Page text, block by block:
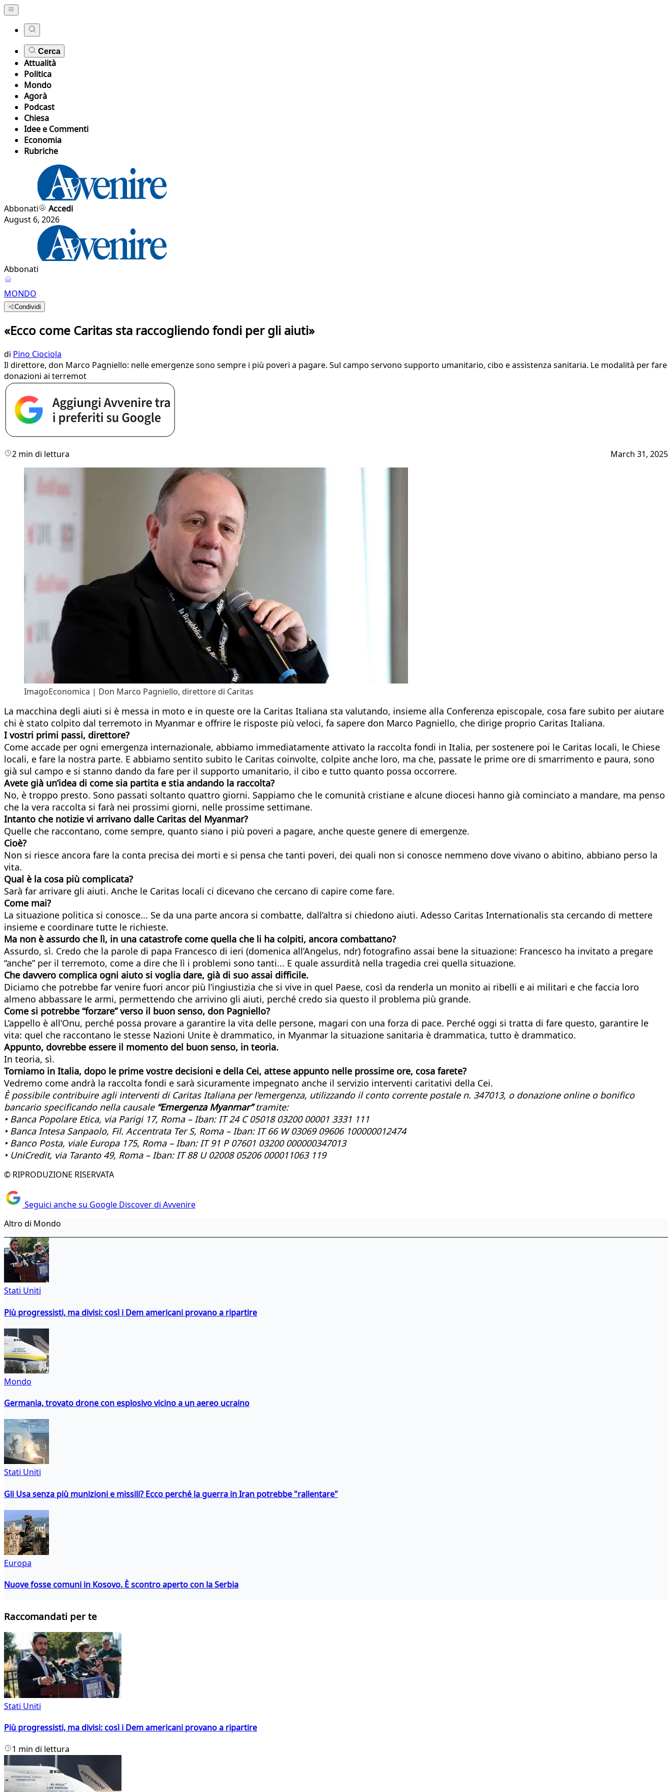
Cerca
Attualità
Politica
Mondo
Agorà
Podcast
Chiesa
Idee e Commenti
Economia
Rubriche
Abbonati
Accedi
August 6, 2026
Abbonati
MONDO
Condividi
«Ecco come Caritas sta raccogliendo fondi per gli aiuti»
di Pino Ciociola
Il direttore, don Marco Pagniello: nelle emergenze sono sempre i più poveri a pagare. Sul campo servono supporto umanitario, cibo e assistenza sanitaria. Le modalità per fare
donazioni ai terremot
2 min di lettura March 31, 2025
ImagoEconomica | Don Marco Pagniello, direttore di Caritas
La macchina degli aiuti si è messa in moto e in queste ore la Caritas Italiana sta valutando, insieme alla Conferenza episcopale, cosa fare subito per aiutare
chi è stato colpito dal terremoto in Myanmar e offrire le risposte più veloci, fa sapere don Marco Pagniello, che dirige proprio Caritas Italiana.
I vostri primi passi, direttore?
Come accade per ogni emergenza internazionale, abbiamo immediatamente attivato la raccolta fondi in Italia, per sostenere poi le Caritas locali, le Chiese
locali, e fare la nostra parte. E abbiamo sentito subito le Caritas coinvolte, colpite anche loro, ma che, passate le prime ore di smarrimento e paura, sono
già sul campo e si stanno dando da fare per il supporto umanitario, il cibo e tutto quanto possa occorrere.
Avete già un’idea di come sia partita e stia andando la raccolta?
No, è troppo presto. Sono passati soltanto quattro giorni. Sappiamo che le comunità cristiane e alcune diocesi hanno già cominciato a mandare, ma penso
che la vera raccolta si farà nei prossimi giorni, nelle prossime settimane.
Intanto che notizie vi arrivano dalle Caritas del Myanmar?
Quelle che raccontano, come sempre, quanto siano i più poveri a pagare, anche queste genere di emergenze.
Cioè?
Non si riesce ancora fare la conta precisa dei morti e si pensa che tanti poveri, dei quali non si conosce nemmeno dove vivano o abitino, abbiano perso la
vita.
Qual è la cosa più complicata?
Sarà far arrivare gli aiuti. Anche le Caritas locali ci dicevano che cercano di capire come fare.
Come mai?
La situazione politica si conosce... Se da una parte ancora si combatte, dall’altra si chiedono aiuti. Adesso Caritas Internationalis sta cercando di mettere
insieme e coordinare tutte le richieste.
Ma non è assurdo che lì, in una catastrofe come quella che li ha colpiti, ancora combattano?
Assurdo, sì. Credo che la parole di papa Francesco di ieri (domenica all’Angelus, ndr) fotografino assai bene la situazione: Francesco ha invitato a pregare
“anche” per il terremoto, come a dire che lì i problemi sono tanti... E quale assurdità nella tragedia crei quella situazione.
Che davvero complica ogni aiuto si voglia dare, già di suo assai difficile.
Diciamo che potrebbe far venire fuori ancor più l’ingiustizia che si vive in quel Paese, così da renderla un monito ai ribelli e ai militari e che faccia loro
almeno abbassare le armi, permettendo che arrivino gli aiuti, perché credo sia questo il problema più grande.
Come si potrebbe “forzare” verso il buon senso, don Pagniello?
L’appello è all’Onu, perché possa provare a garantire la vita delle persone, magari con una forza di pace. Perché oggi si tratta di fare questo, garantire le
vita: quel che raccontano le stesse Nazioni Unite è drammatico, in Myanmar la situazione sanitaria è drammatica, tutto è drammatico.
Appunto, dovrebbe essere il momento del buon senso, in teoria.
In teoria, sì.
Torniamo in Italia, dopo le prime vostre decisioni e della Cei, attese appunto nelle prossime ore, cosa farete?
Vedremo come andrà la raccolta fondi e sarà sicuramente impegnato anche il servizio interventi caritativi della Cei.
È possibile contribuire agli interventi di Caritas Italiana per l’emergenza, utilizzando il conto corrente postale n. 347013, o donazione online o bonifico
bancario specificando nella causale “Emergenza Myanmar”tramite:
• Banca Popolare Etica, via Parigi 17, Roma – Iban: IT 24 C 05018 03200 00001 3331 111
• Banca Intesa Sanpaolo, Fil. Accentrata Ter S, Roma – Iban: IT 66 W 03069 09606 100000012474
• Banco Posta, viale Europa 175, Roma – Iban: IT 91 P 07601 03200 000000347013
• UniCredit, via Taranto 49, Roma – Iban: IT 88 U 02008 05206 000011063 119
© RIPRODUZIONE RISERVATA
Seguici anche su Google Discover di Avvenire
Altro di Mondo
Stati Uniti
Più progressisti, ma divisi: così i Dem americani provano a ripartire
Mondo
Germania, trovato drone con esplosivo vicino a un aereo ucraino
Stati Uniti
Gli Usa senza più munizioni e missili? Ecco perché la guerra in Iran potrebbe "rallentare"
Europa
Nuove fosse comuni in Kosovo. È scontro aperto con la Serbia
Raccomandati per te
Stati Uniti
Più progressisti, ma divisi: così i Dem americani provano a ripartire
1 min di lettura